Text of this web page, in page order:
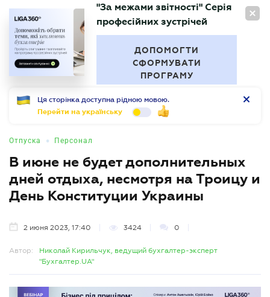
RU
БУХГАЛТЕР
"За межами звітності" Серія
професійних зустрічей
ДОПОМОГТИ
СФОРМУВАТИ
ПРОГРАМУ
Ця сторінка доступна рідною мовою.
Перейти на українську
Отпуска • Персонал
В июне не будет дополнительных
дней отдыха, несмотря на Троицу и
День Конституции Украины
2 июня 2023, 17:40 3424 0
Автор:
Николай Кирильчук, ведущий бухгалтер-эксперт
"Бухгалтер.UA"